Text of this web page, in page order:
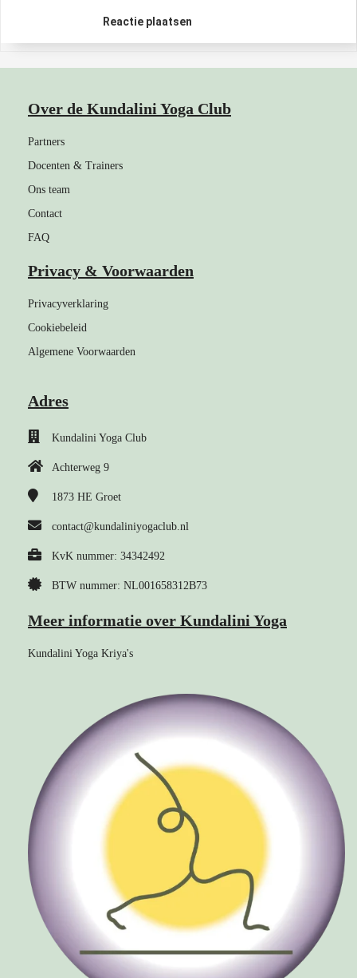
Reactie plaatsen
Over de Kundalini Yoga Club
Partners
Docenten & Trainers
Ons team
Contact
FAQ
Privacy & Voorwaarden
Privacyverklaring
Cookiebeleid
Algemene Voorwaarden
Adres
Kundalini Yoga Club
Achterweg 9
1873 HE Groet
contact@kundaliniyogaclub.nl
KvK nummer: 34342492
BTW nummer: NL001658312B73
Meer informatie over Kundalini Yoga
Kundalini Yoga Kriya's